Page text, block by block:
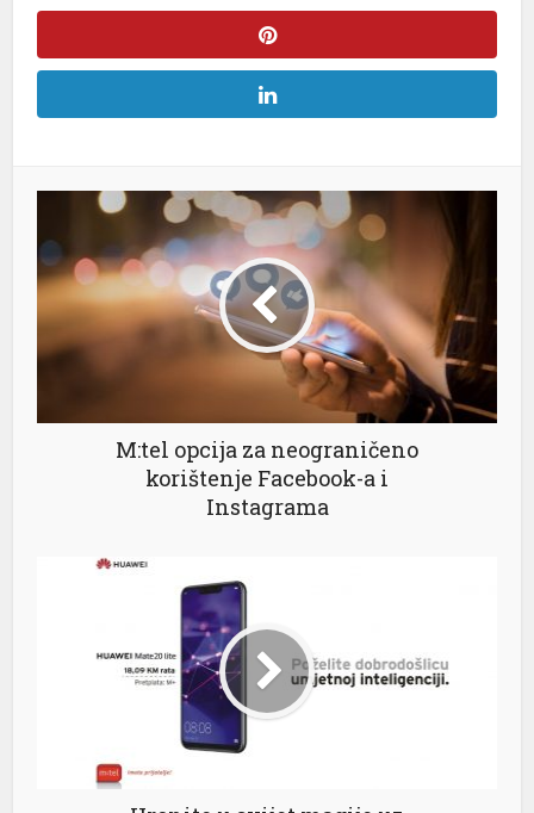
M:tel opcija za neograničeno
korištenje Facebook-a i
Instagrama